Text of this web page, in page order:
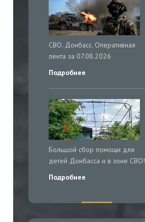
СВО. Донбасс. Оперативная
лента за 07.08.2026
Подробнее
Большой сбор помощи для
детей Донбасса и в зоне СВО!
Подробнее